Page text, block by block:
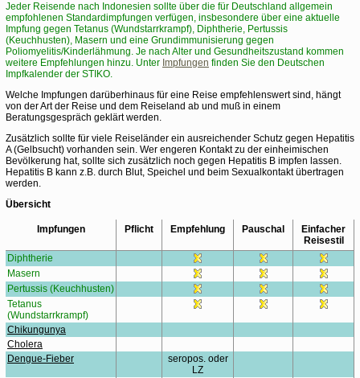
Jeder Reisende nach Indonesien sollte über die für Deutschland allgemein
empfohlenen Standardimpfungen verfügen, insbesondere über eine aktuelle
Impfung gegen Tetanus (Wundstarrkrampf), Diphtherie, Pertussis
(Keuchhusten), Masern und eine Grundimmunisierung gegen
Poliomyelitis/Kinderlähmung. Je nach Alter und Gesundheitszustand kommen
weitere Empfehlungen hinzu. Unter Impfungen finden Sie den Deutschen
Impfkalender der STIKO.
Welche Impfungen darüberhinaus für eine Reise empfehlenswert sind, hängt
von der Art der Reise und dem Reiseland ab und muß in einem
Beratungsgespräch geklärt werden.
Zusätzlich sollte für viele Reiseländer ein ausreichender Schutz gegen Hepatitis
A (Gelbsucht) vorhanden sein. Wer engeren Kontakt zu der einheimischen
Bevölkerung hat, sollte sich zusätzlich noch gegen Hepatitis B impfen lassen.
Hepatitis B kann z.B. durch Blut, Speichel und beim Sexualkontakt übertragen
werden.
Übersicht
Impfungen Pflicht Empfehlung Pauschal
Einfacher
Reisestil
Diphtherie
Masern
Pertussis (Keuchhusten)
Tetanus
(Wundstarrkrampf)
Chikungunya
Cholera
Dengue-Fieber
seropos. oder
LZ